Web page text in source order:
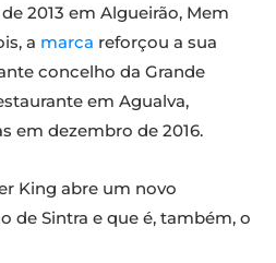
2013 em Algueirão, Mem
a marca reforçou a sua
concelho da Grande
em Agualva,
em dezembro de 2016.
King abre um novo
de Sintra e que é, também, o